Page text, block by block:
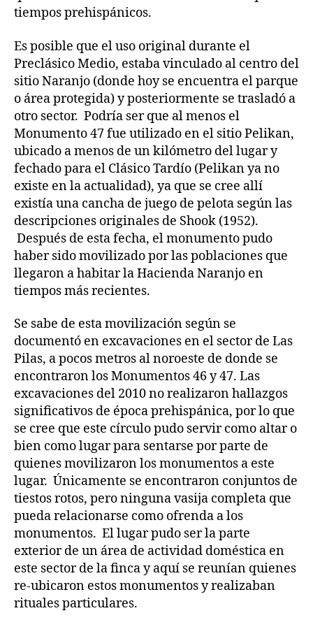
tiempos prehispánicos.
Es posible que el uso original durante el
Preclásico Medio, estaba vinculado al centro del
sitio Naranjo (donde hoy se encuentra el parque
o área protegida) y posteriormente se trasladó a
otro sector. Podría ser que al menos el
Monumento 47 fue utilizado en el sitio Pelikan,
ubicado a menos de un kilómetro del lugar y
fechado para el Clásico Tardío (Pelikan ya no
existe en la actualidad), ya que se cree allí
existía una cancha de juego de pelota según las
descripciones originales de Shook (1952).
Después de esta fecha, el monumento pudo
haber sido movilizado por las poblaciones que
llegaron a habitar la Hacienda Naranjo en
tiempos más recientes.
Se sabe de esta movilización según se
documentó en excavaciones en el sector de Las
Pilas, a pocos metros al noroeste de donde se
encontraron los Monumentos 46 y 47. Las
excavaciones del 2010 no realizaron hallazgos
significativos de época prehispánica, por lo que
se cree que este círculo pudo servir como altar o
bien como lugar para sentarse por parte de
quienes movilizaron los monumentos a este
lugar. Únicamente se encontraron conjuntos de
tiestos rotos, pero ninguna vasija completa que
pueda relacionarse como ofrenda a los
monumentos. El lugar pudo ser la parte
exterior de un área de actividad doméstica en
este sector de la finca y aquí se reunían quienes
re-ubicaron estos monumentos y realizaban
rituales particulares.